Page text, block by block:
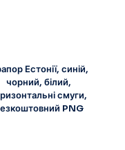
Естонії, синій,
чорний, білий,
смуги,
PNG